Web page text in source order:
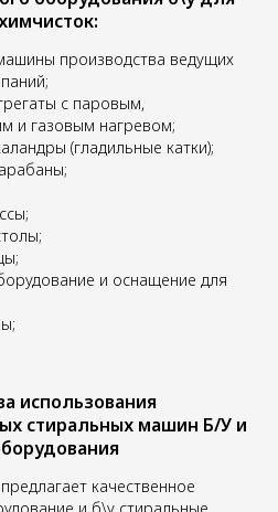
производства ведущих
с паровым,
и газовым нагревом;
(гладильные катки);
и оснащение для
использования
стиральных машин Б/У и
качественное
и б\у стиральные